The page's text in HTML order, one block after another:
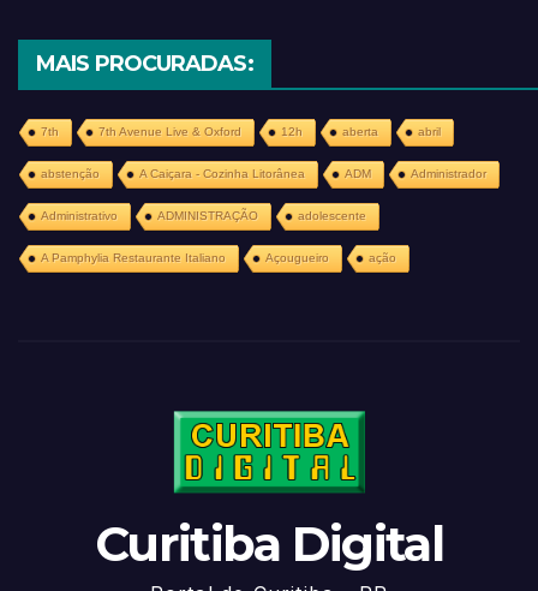
MAIS PROCURADAS:
7th 7th Avenue Live & Oxford 12h aberta abril
abstenção A Caiçara - Cozinha Litorânea ADM Administrador
Administrativo ADMINISTRAÇÃO adolescente
A Pamphylia Restaurante Italiano Açougueiro ação
Curitiba Digital